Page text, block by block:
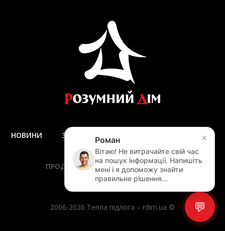
НОВИНИ ЗАПИТАННЯ ТА ВІДПОВІДІ
ДОСТАВКА
ЗАМІР
ПРОДУКЦІЯ ПОСЛУГИ
АКЦІЇ
НАВІГАЦІЯ ПО САЙТУ
2006-2026 Тепла підлога – rdim.ua © 💬
Роман
Вітаю! Не витрачайте свій час
на пошук інформації. Напишіть
мені і я допоможу знайти
правильне рішення...
×